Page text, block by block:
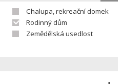
Chalupa, rekreační domek
Rodinný dům
Zemědělská usedlost